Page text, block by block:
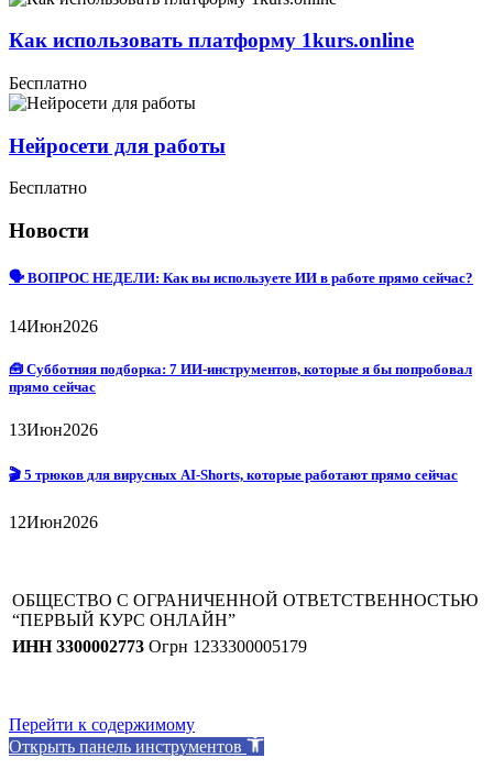
Как использовать платформу 1kurs.online
Бесплатно
Нейросети для работы
Бесплатно
Новости
🗣 ВОПРОС НЕДЕЛИ: Как вы используете ИИ в работе прямо сейчас?
14Июн2026
🧰 Субботняя подборка: 7 ИИ-инструментов, которые я бы попробовал
прямо сейчас
13Июн2026
🎬 5 трюков для вирусных AI-Shorts, которые работают прямо сейчас
12Июн2026
ОБЩЕСТВО С ОГРАНИЧЕННОЙ ОТВЕТСТВЕННОСТЬЮ
“ПЕРВЫЙ КУРС ОНЛАЙН”
ИНН 3300002773 Огрн 1233300005179
Перейти к содержимому
Открыть панель инструментов